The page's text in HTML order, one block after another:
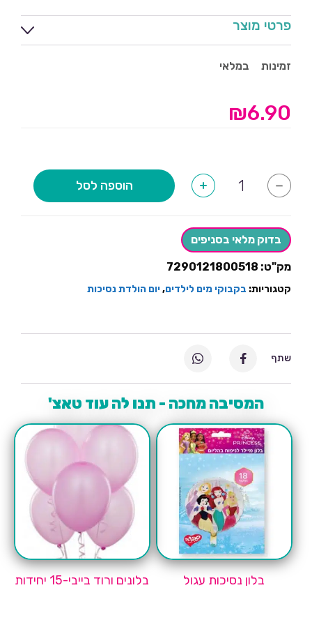
פרטי מוצר
זמינות במלאי
₪6.90
-
של
קשית
נסיכות
+ הוספה לסל
בדוק מלאי בסניפים
מק"ט: 7290121800518
קטגוריות: בקבוקי מים לילדים,יום הולדת נסיכות
המסיבה מחכה - תנו לה עוד טאצ'
בלון נסיכות עגול בלונים ורוד בייבי-15 יחידות
שתף